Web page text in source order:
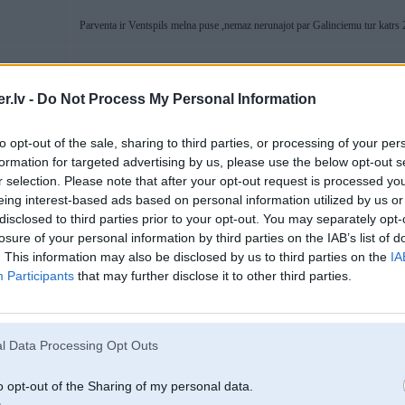
- Do Not Process My Personal Information
opt-out of the sale, sharing to third parties, or processing of your
for targeted advertising by us, please use the below opt-out
selection. Please note that after your opt-out request is processed
interest-based ads based on personal information utilized by us
to third parties prior to your opt-out. You may separately
of your personal information by third parties on the IAB’s list of
This information may also be disclosed by us to third parties on the
Participants that may further disclose it to other third parties.
Data Processing Opt Outs
opt-out of the Sharing of my personal data.
Parventa ir Ventspils melna puse ,nemaz nerunajot par Galinciemu tur katrs
10. Apr 2008, 13:18
10 Apr 2008, 13:01:33 lietus rakstīja:
ar to miglu nostiprinaashanu reizeem ir liidziigi kaa ar magji
-1 magjis, bet arii sagraiziits un salauzts prieksheejais panelis
KASKO
pie mus spogulji, miglinieki, magji, bet amiishos populaaraaki infinity
neviens diileris dēļ cenas uz vietas netur un pasūtījums jaagaida i zelj